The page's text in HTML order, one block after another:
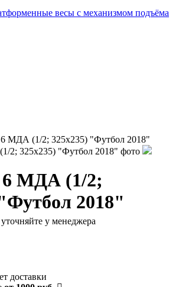
весы с механизмом подъёма
МДА (1/2; 325x235) "Футбол 2018"
МДА (1/2;
2018"
у менеджера
доставки